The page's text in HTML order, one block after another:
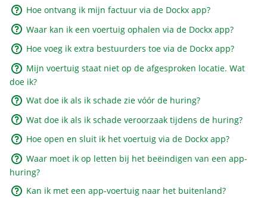
Hoe ontvang ik mijn factuur via de Dockx app?
Waar kan ik een voertuig ophalen via de Dockx app?
Hoe voeg ik extra bestuurders toe via de Dockx app?
Mijn voertuig staat niet op de afgesproken locatie. Wat
doe ik?
Wat doe ik als ik schade zie vóór de huring?
Wat doe ik als ik schade veroorzaak tijdens de huring?
Hoe open en sluit ik het voertuig via de Dockx app?
Waar moet ik op letten bij het beëindigen van een app-
huring?
Kan ik met een app-voertuig naar het buitenland?